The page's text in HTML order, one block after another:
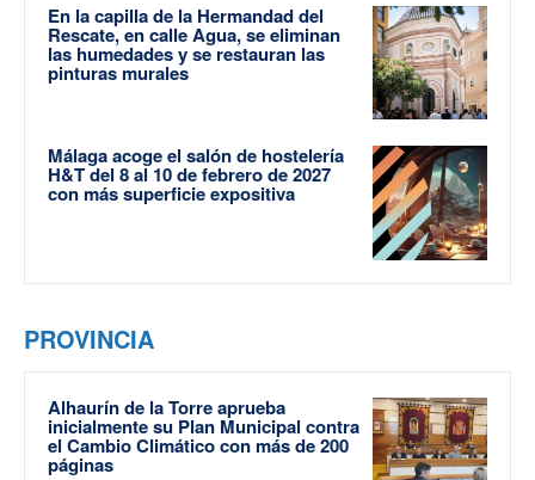
En la capilla de la Hermandad del
Rescate, en calle Agua, se eliminan
las humedades y se restauran las
pinturas murales
Málaga acoge el salón de hostelería
H&T del 8 al 10 de febrero de 2027
con más superficie expositiva
PROVINCIA
Alhaurín de la Torre aprueba
inicialmente su Plan Municipal contra
el Cambio Climático con más de 200
páginas